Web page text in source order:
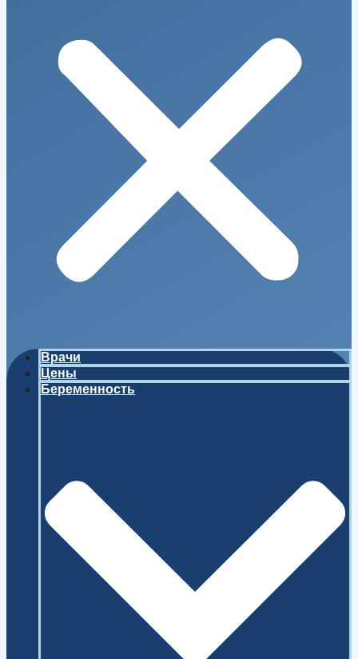
Врачи
Цены
Беременность